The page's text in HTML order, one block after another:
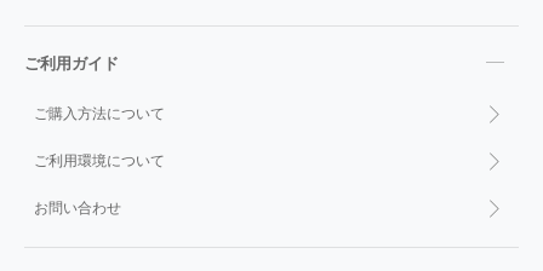
ご利用ガイド
ご購入方法について
ご利用環境について
お問い合わせ